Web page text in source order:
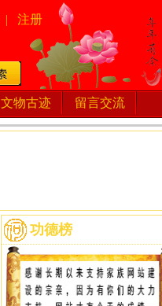
| 注册
文物古迹 留言交流
功德榜